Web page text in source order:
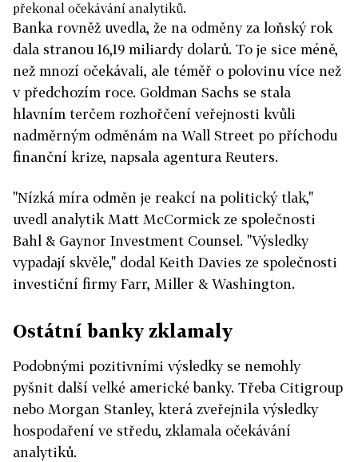
překonal očekávání analytiků.
Banka rovněž uvedla, že na odměny za loňský rok
dala stranou 16,19 miliardy dolarů. To je sice méně,
než mnozí očekávali, ale téměř o polovinu více než
v předchozím roce. Goldman Sachs se stala
hlavním terčem rozhořčení veřejnosti kvůli
nadměrným odměnám na Wall Street po příchodu
finanční krize, napsala agentura Reuters.
"Nízká míra odměn je reakcí na politický tlak,"
uvedl analytik Matt McCormick ze společnosti
Bahl & Gaynor Investment Counsel. "Výsledky
vypadají skvěle," dodal Keith Davies ze společnosti
investiční firmy Farr, Miller & Washington.
Ostátní banky zklamaly
Podobnými pozitivními výsledky se nemohly
pyšnit další velké americké banky. Třeba Citigroup
nebo Morgan Stanley, která zveřejnila výsledky
hospodaření ve středu, zklamala očekávání
analytiků.